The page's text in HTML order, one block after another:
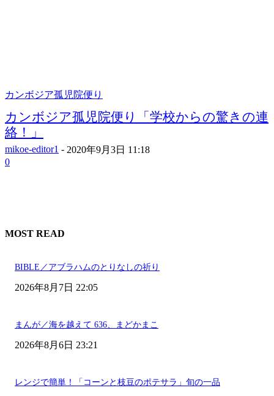
カンボジア孤児院便り
カンボジア孤児院便り「学校からの驚きの連
絡！」
mikoe-editor1 - 2020年9月3日 11:18
0
MOST READ
BIBLE／アブラハムのとりなしの祈り
2026年8月7日 22:05
まんが／海を越えて 636、まどかまこ
2026年8月6日 23:21
レンジで簡単！「コーンと枝豆のポテサラ」旬の一品